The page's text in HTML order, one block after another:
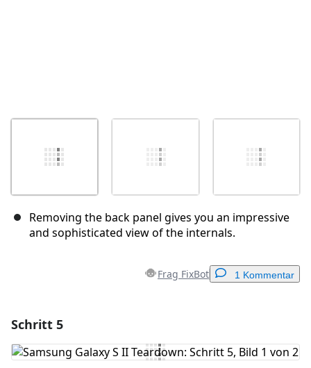
Removing the back panel gives you an impressive
and sophisticated view of the internals.
Frag FixBot 1 Kommentar
Kommentar hinzufügen
Schritt 5